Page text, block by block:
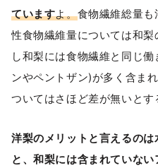
ていますよ。食物繊維総量も
性食物繊維量については和
し和梨には食物繊維と同じ
ンやペントザン)が多く含ま
ついてはさほど差が無いとす
洋梨のメリットと言えるの
と、和梨には含まれていな